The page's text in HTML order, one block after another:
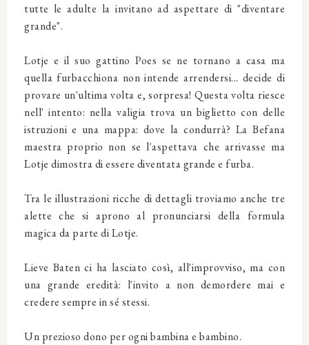
tutte le adulte la invitano ad aspettare di "diventare
grande".
Lotje e il suo gattino Poes se ne tornano a casa ma
quella furbacchiona non intende arrendersi... decide di
provare un'ultima volta e, sorpresa! Questa volta riesce
nell' intento: nella valigia trova un biglietto con delle
istruzioni e una mappa: dove la condurrà? La Befana
maestra proprio non se l'aspettava che arrivasse ma
Lotje dimostra di essere diventata grande e furba.
Tra le illustrazioni ricche di dettagli troviamo anche tre
alette che si aprono al pronunciarsi della formula
magica da parte di Lotje.
Lieve Baten ci ha lasciato così, all'improvviso, ma con
una grande eredità: l'invito a non demordere mai e
credere sempre in sé stessi.
Un prezioso dono per ogni bambina e bambino.